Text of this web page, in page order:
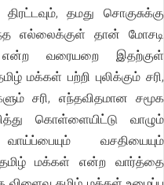
தமது சொகுசுக்கு
எல்லைக்குள் தான் மோசடி
வரையறை இதற்குள்
மக்கள் பற்றி புலிக்கும் சரி,
சரி, எந்தவிதமான சமூக
கொள்ளையிட்டு வாழும்
வசதியையும்
தமிழ் மக்கள் என்ற வார்த்தை